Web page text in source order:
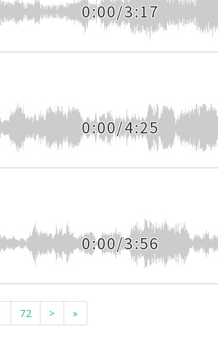
0:00/3:17
0:00/4:25
0:00/3:56
72 > »